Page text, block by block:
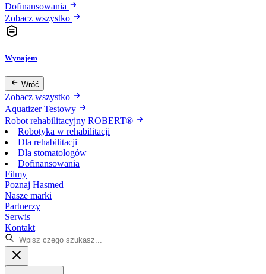
Dofinansowania
Zobacz wszystko
Wynajem
Wróć
Zobacz wszystko
Aquatizer Testowy
Robot rehabilitacyjny ROBERT®
Robotyka w rehabilitacji
Dla rehabilitacji
Dla stomatologów
Dofinansowania
Filmy
Poznaj Hasmed
Nasze marki
Partnerzy
Serwis
Kontakt